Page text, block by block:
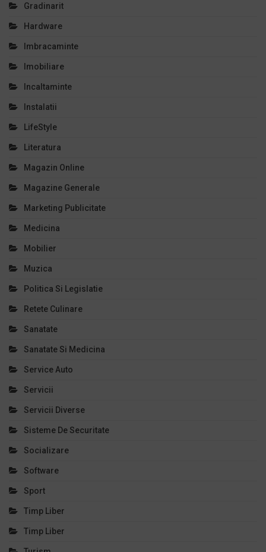
Gradinarit
Hardware
Imbracaminte
Imobiliare
Incaltaminte
Instalatii
LifeStyle
Literatura
Magazin Online
Magazine Generale
Marketing Publicitate
Medicina
Mobilier
Muzica
Politica Si Legislatie
Retete Culinare
Sanatate
Sanatate Si Medicina
Service Auto
Servicii
Servicii Diverse
Sisteme De Securitate
Socializare
Software
Sport
Timp Liber
Timp Liber